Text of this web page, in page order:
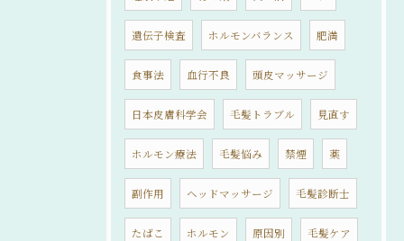
遺伝子検査 ホルモンバランス 肥満
食事法 血行不良 頭皮マッサージ
日本皮膚科学会 毛髪トラブル 見直す
ホルモン療法 毛髪悩み 禁煙 薬
副作用 ヘッドマッサージ 毛髪診断士
たばこ ホルモン 原因別 毛髪ケア